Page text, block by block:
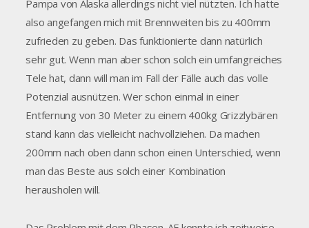
Pampa von Alaska allerdings nicht viel nützten. Ich hatte
also angefangen mich mit Brennweiten bis zu 400mm
zufrieden zu geben. Das funktionierte dann natürlich
sehr gut. Wenn man aber schon solch ein umfangreiches
Tele hat, dann will man im Fall der Fälle auch das volle
Potenzial ausnützen. Wer schon einmal in einer
Entfernung von 30 Meter zu einem 400kg Grizzlybären
stand kann das vielleicht nachvollziehen. Da machen
200mm nach oben dann schon einen Unterschied, wenn
man das Beste aus solch einer Kombination
herausholen will.